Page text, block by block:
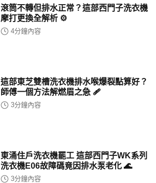
滾筒不轉但排水正常？這部西門子洗衣機
摩打更換全解析 ⚙️
4分鐘內容
這部東芝雙槽洗衣機排水喉爆裂點算好？
師傅一個方法解燃眉之急 🩹
3分鐘內容
東涌住戶洗衣機罷工 這部西門子WK系列
洗衣機E06故障碼竟因排水泵老化 🌊
3分鐘內容